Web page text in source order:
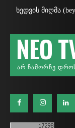
ხედვის მიღმა
NEO
ᲐᲠ ᲩᲐᲛᲝᲠᲩᲔ